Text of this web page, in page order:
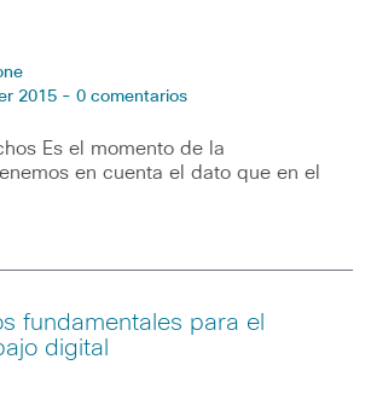
2015 - 0 comentarios
Es el momento de la
en cuenta el dato que en el
fundamentales para el
digital